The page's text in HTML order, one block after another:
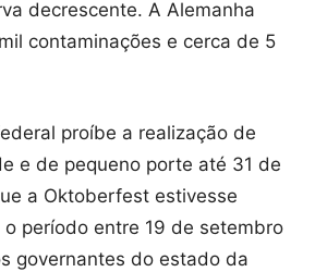
decrescente. A Alemanha
contaminações e cerca de 5
proíbe a realização de
e de pequeno porte até 31 de
a Oktoberfest estivesse
período entre 19 de setembro
governantes do estado da